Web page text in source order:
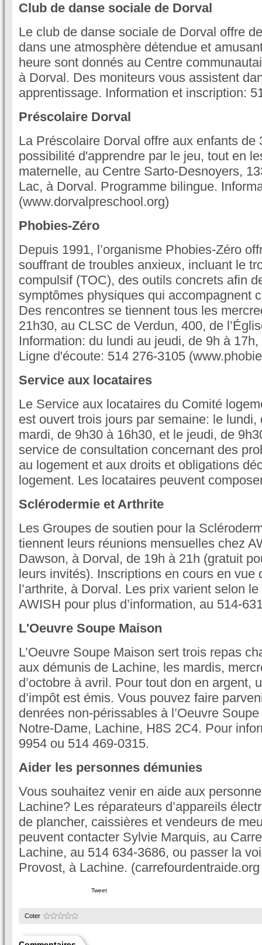
Club de danse sociale de Dorval
Le club de danse sociale de Dorval offre
dans une atmosphère détendue et
heure sont donnés au Centre
à Dorval. Des moniteurs vous assistent
apprentissage. Information et inscription:
Préscolaire Dorval
La Préscolaire Dorval offre aux enfants de
possibilité d'apprendre par le jeu, tout en
maternelle, au Centre Sarto-Desnoyers,
Lac, à Dorval. Programme bilingue.
(www.dorvalpreschool.org)
Phobies-Zéro
Depuis 1991, l’organisme Phobies-Zéro
souffrant de troubles anxieux, incluant le
compulsif (TOC), des outils concrets afin
symptômes physiques qui accompagnent
Des rencontres se tiennent tous les
21h30, au CLSC de Verdun, 400, de
Information: du lundi au jeudi, de 9h à
Ligne d'écoute: 514 276-3105
Service aux locataires
Le Service aux locataires du Comité
est ouvert trois jours par semaine: le
mardi, de 9h30 à 16h30, et le jeudi, de
service de consultation concernant des
au logement et aux droits et obligations
logement. Les locataires peuvent
Sclérodermie et Arthrite
Les Groupes de soutien pour la
tiennent leurs réunions mensuelles chez
Dawson, à Dorval, de 19h à 21h (gratuit
leurs invités). Inscriptions en cours en vue
l’arthrite, à Dorval. Les prix varient selon
AWISH pour plus d’information, au 514-
L'Oeuvre Soupe Maison
L’Oeuvre Soupe Maison sert trois repas
aux démunis de Lachine, les mardis,
d’octobre à avril. Pour tout don en argent,
d’impôt est émis. Vous pouvez faire
denrées non-périssables à l’Oeuvre
Notre-Dame, Lachine, H8S 2C4. Pour
9954 ou 514 469-0315.
Aider les personnes démunies
Vous souhaitez venir en aide aux
Lachine? Les réparateurs d’appareils
de plancher, caissières et vendeurs de
peuvent contacter Sylvie Marquis, au
Lachine, au 514 634-3686, ou passer la
Provost, à Lachine.
Tweet
Coter